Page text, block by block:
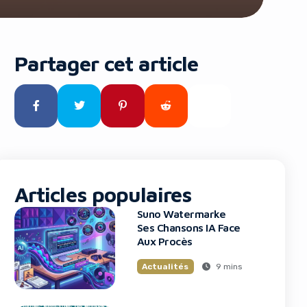
Partager cet article
Articles populaires
Suno Watermarke
Ses Chansons IA Face
Aux Procès
Actualités 9 mins